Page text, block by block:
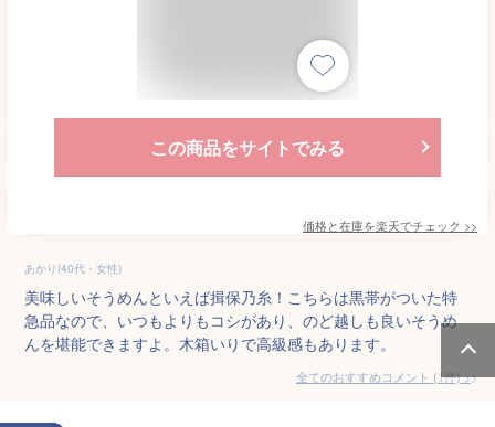
この商品をサイトでみる
価格と在庫を楽天でチェック >>
あかり(40代・女性)
美味しいそうめんといえば揖保乃糸！こちらは黒帯がついた特
急品なので、いつもよりもコシがあり、のど越しも良いそうめ
んを堪能できますよ。木箱いりで高級感もあります。
全てのおすすめコメント (1件)>